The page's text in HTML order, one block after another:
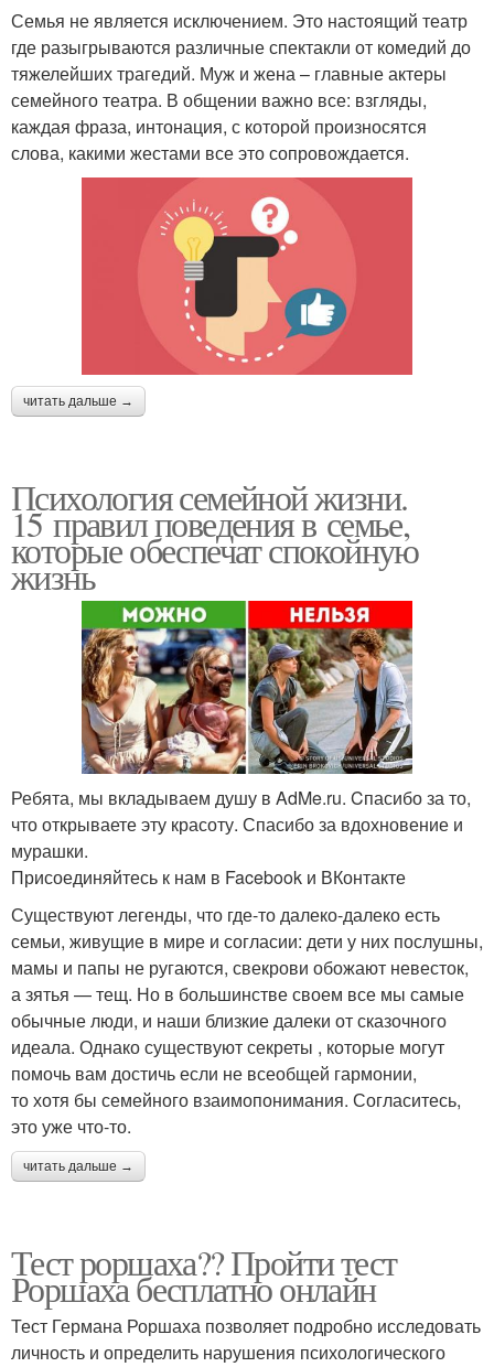
Семья не является исключением. Это настоящий театр
где разыгрываются различные спектакли от комедий до
тяжелейших трагедий. Муж и жена – главные актеры
семейного театра. В общении важно все: взгляды,
каждая фраза, интонация, с которой произносятся
слова, какими жестами все это сопровождается.
читать дальше →
Психология семейной жизни.
15 правил поведения в семье,
которые обеспечат спокойную
жизнь
Ребята, мы вкладываем душу в AdMe.ru. Cпасибо за то,
что открываете эту красоту. Спасибо за вдохновение и
мурашки.
Присоединяйтесь к нам в Facebook и ВКонтакте
Существуют легенды, что где-то далеко-далеко есть
семьи, живущие в мире и согласии: дети у них послушны,
мамы и папы не ругаются, свекрови обожают невесток,
а зятья — тещ. Но в большинстве своем все мы самые
обычные люди, и наши близкие далеки от сказочного
идеала. Однако существуют секреты , которые могут
помочь вам достичь если не всеобщей гармонии,
то хотя бы семейного взаимопонимания. Согласитесь,
это уже что-то.
читать дальше →
Тест роршаха?? Пройти тест
Роршаха бесплатно онлайн
Тест Германа Роршаха позволяет подробно исследовать
личность и определить нарушения психологического